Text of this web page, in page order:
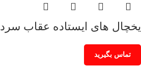
یخچال های ایستاده عقاب سرد
تماس بگیرید